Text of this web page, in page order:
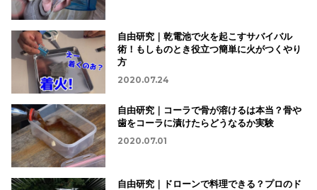
自由研究｜乾電池で火を起こすサバイバル
術！もしものとき役立つ簡単に火がつくやり
方
2020.07.24
自由研究｜コーラで骨が溶けるは本当？骨や
歯をコーラに漬けたらどうなるか実験
2020.07.01
自由研究｜ドローンで料理できる？プロのド